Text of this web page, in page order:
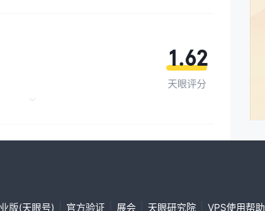
1.62
天眼评分
版(天眼号) 官方验证 展会 天眼研究院 VPS使用帮助